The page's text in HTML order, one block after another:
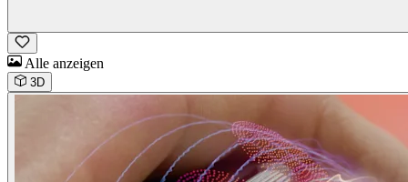
Alle anzeigen
3D